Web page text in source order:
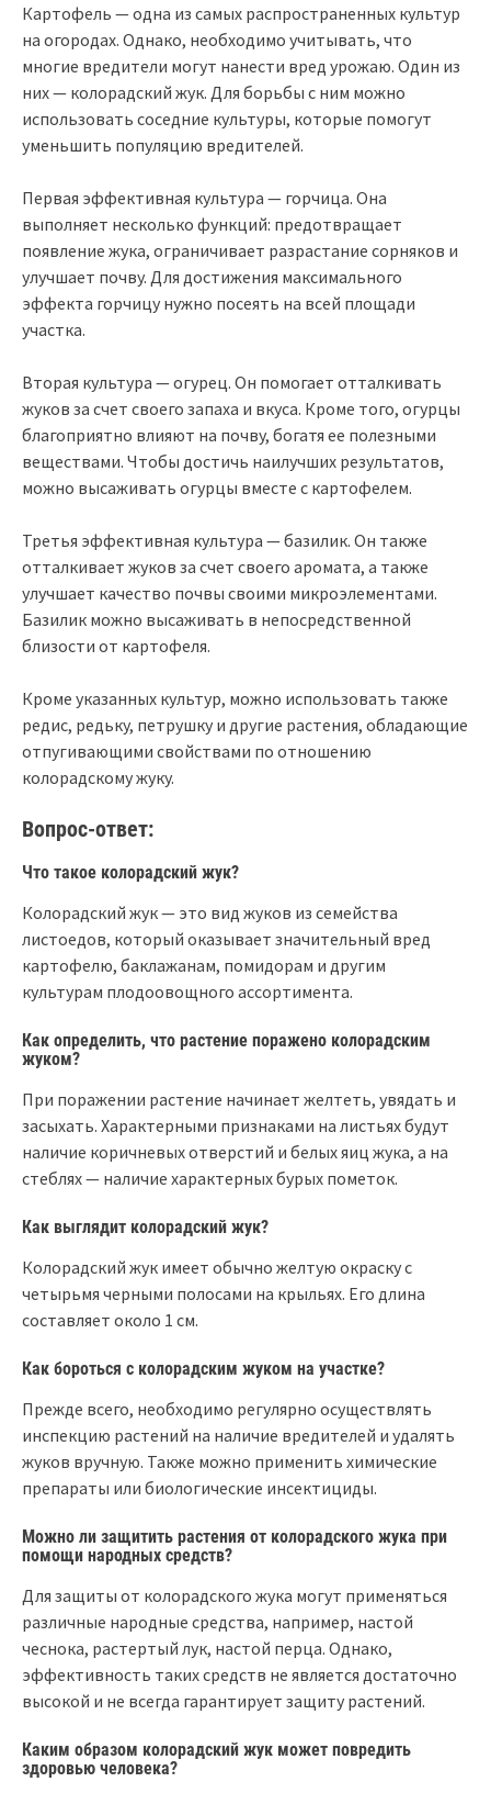
Картофель — одна из самых распространенных культур
на огородах. Однако, необходимо учитывать, что
многие вредители могут нанести вред урожаю. Один из
них — колорадский жук. Для борьбы с ним можно
использовать соседние культуры, которые помогут
уменьшить популяцию вредителей.
Первая эффективная культура — горчица. Она
выполняет несколько функций: предотвращает
появление жука, ограничивает разрастание сорняков и
улучшает почву. Для достижения максимального
эффекта горчицу нужно посеять на всей площади
участка.
Вторая культура — огурец. Он помогает отталкивать
жуков за счет своего запаха и вкуса. Кроме того, огурцы
благоприятно влияют на почву, богатя ее полезными
веществами. Чтобы достичь наилучших результатов,
можно высаживать огурцы вместе с картофелем.
Третья эффективная культура — базилик. Он также
отталкивает жуков за счет своего аромата, а также
улучшает качество почвы своими микроэлементами.
Базилик можно высаживать в непосредственной
близости от картофеля.
Кроме указанных культур, можно использовать также
редис, редьку, петрушку и другие растения, обладающие
отпугивающими свойствами по отношению
колорадскому жуку.
Вопрос-ответ:
Что такое колорадский жук?
Колорадский жук — это вид жуков из семейства
листоедов, который оказывает значительный вред
картофелю, баклажанам, помидорам и другим
культурам плодоовощного ассортимента.
Как определить, что растение поражено колорадским
жуком?
При поражении растение начинает желтеть, увядать и
засыхать. Характерными признаками на листьях будут
наличие коричневых отверстий и белых яиц жука, а на
стеблях — наличие характерных бурых пометок.
Как выглядит колорадский жук?
Колорадский жук имеет обычно желтую окраску с
четырьмя черными полосами на крыльях. Его длина
составляет около 1 см.
Как бороться с колорадским жуком на участке?
Прежде всего, необходимо регулярно осуществлять
инспекцию растений на наличие вредителей и удалять
жуков вручную. Также можно применить химические
препараты или биологические инсектициды.
Можно ли защитить растения от колорадского жука при
помощи народных средств?
Для защиты от колорадского жука могут применяться
различные народные средства, например, настой
чеснока, растертый лук, настой перца. Однако,
эффективность таких средств не является достаточно
высокой и не всегда гарантирует защиту растений.
Каким образом колорадский жук может повредить
здоровью человека?